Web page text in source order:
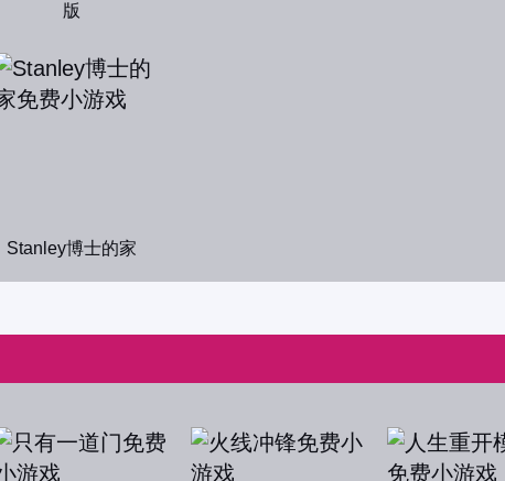
版
Stanley博士的家